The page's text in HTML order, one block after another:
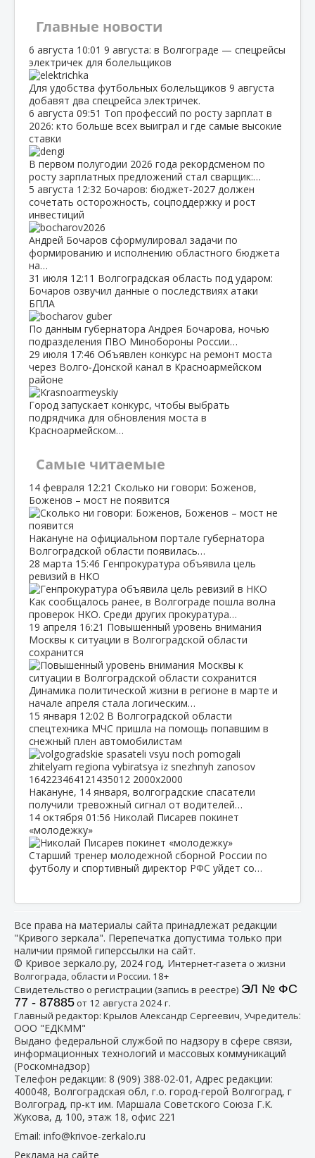
Главные новости
6 августа 10:01 9 августа: в Волгограде — спецрейсы
электричек для болельщиков
Для удобства футбольных болельщиков 9 августа
добавят два спецрейса электричек.
6 августа 09:51 Топ профессий по росту зарплат в
2026: кто больше всех выиграл и где самые высокие
ставки
В первом полугодии 2026 года рекордсменом по
росту зарплатных предложений стал сварщик:…
5 августа 12:32 Бочаров: бюджет‑2027 должен
сочетать осторожность, соцподдержку и рост
инвестиций
Андрей Бочаров сформулировал задачи по
формированию и исполнению областного бюджета
на…
31 июля 12:11 Волгоградская область под ударом:
Бочаров озвучил данные о последствиях атаки
БПЛА
По данным губернатора Андрея Бочарова, ночью
подразделения ПВО Минобороны России…
29 июля 17:46 Объявлен конкурс на ремонт моста
через Волго‑Донской канал в Красноармейском
районе
Город запускает конкурс, чтобы выбрать
подрядчика для обновления моста в
Красноармейском…
Самые читаемые
14 февраля 12:21 Сколько ни говори: Боженов,
Боженов – мост не появится
Накануне на официальном портале губернатора
Волгоградской области появилась…
28 марта 15:46 Генпрокуратура объявила цель
ревизий в НКО
Как сообщалось ранее, в Волгограде пошла волна
проверок НКО. Среди других прокуратура…
19 апреля 16:21 Повышенный уровень внимания
Москвы к ситуации в Волгоградской области
сохранится
Динамика политической жизни в регионе в марте и
начале апреля стала логическим…
15 января 12:02 В Волгоградской области
спецтехника МЧС пришла на помощь попавшим в
снежный плен автомобилистам
Накануне, 14 января, волгоградские спасатели
получили тревожный сигнал от водителей…
14 октября 01:56 Николай Писарев покинет
«молодежку»
Старший тренер молодежной сборной России по
футболу и спортивный директор РФС уйдет со…
Все права на материалы сайта принадлежат редакции
"Кривого зеркала". Перепечатка допустима только при
наличии прямой гиперссылки на сайт.
© Кривое зеркало.ру, 2024 год, Интернет-газета о жизни
Волгограда, области и России. 18+
Свидетельство о регистрации (запись в реестре) ЭЛ № ФС
77 - 87885от 12 августа 2024 г.
Главный редактор: Крылов Александр Сергеевич, Учредитель:
ООО "ЕДКММ"
Выдано федеральной службой по надзору в сфере связи,
информационных технологий и массовых коммуникаций
(Роскомнадзор)
Телефон редакции: 8 (909) 388-02-01 , Адрес редакции:
400048, Волгоградская обл, г.о. город-герой Волгоград, г
Волгоград, пр-кт им. Маршала Советского Союза Г.К.
Жукова, д. 100, этаж 18, офис 221
Email: info@krivoe-zerkalo.ru
Реклама на сайте